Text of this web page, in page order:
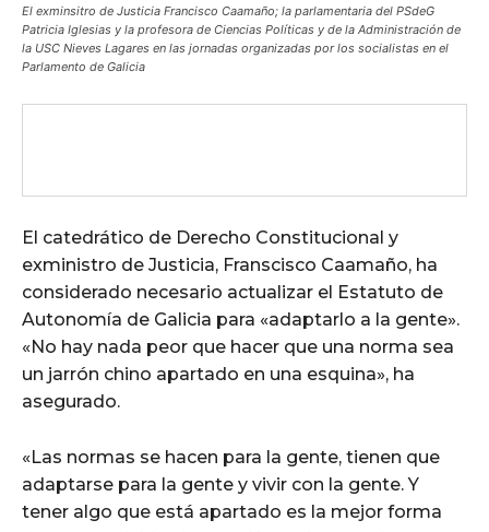
El exminsitro de Justicia Francisco Caamaño; la parlamentaria del PSdeG
Patricia Iglesias y la profesora de Ciencias Políticas y de la Administración de
la USC Nieves Lagares en las jornadas organizadas por los socialistas en el
Parlamento de Galicia
El catedrático de Derecho Constitucional y
exministro de Justicia, Franscisco Caamaño, ha
considerado necesario actualizar el Estatuto de
Autonomía de Galicia para «adaptarlo a la gente».
«No hay nada peor que hacer que una norma sea
un jarrón chino apartado en una esquina», ha
asegurado.
«Las normas se hacen para la gente, tienen que
adaptarse para la gente y vivir con la gente. Y
tener algo que está apartado es la mejor forma